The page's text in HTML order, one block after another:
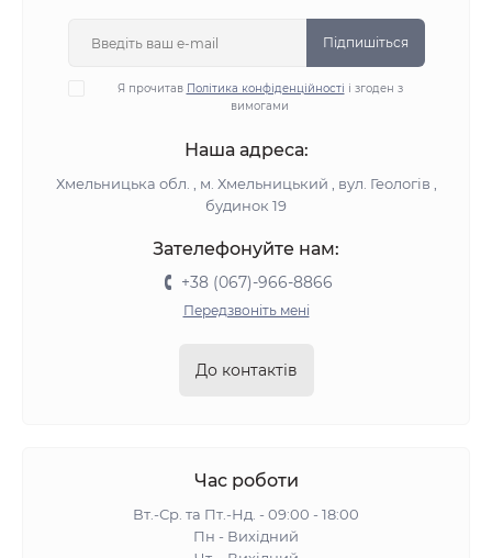
Підпишіться
Я прочитав Політика конфіденційності і згоден з
вимогами
Наша адреса:
Хмельницька обл. , м. Хмельницький , вул. Геологів ,
будинок 19
Зателефонуйте нам:
+38 (067)-966-8866
Передзвоніть мені
До контактів
Час роботи
Вт.-Ср. та Пт.-Нд. - 09:00 - 18:00
Пн - Вихідний